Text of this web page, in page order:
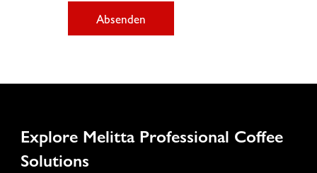
Absenden
Explore Melitta Professional Coffee
Solutions